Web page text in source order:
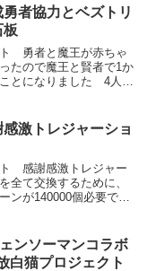
を自分なりに解説しま
大3人まで編成可能。火
ポートやスキル連携を
周回速度が大きく変わ
勇者協力とベズトリ
板
勇者と魔王が赤ちゃ
たので魔王と賢者で1か
とになりました 4人協
スクロルの暗闇付与は
り、これを活用するこ
スの反撃を最小限に抑
す。
感激トレジャーショ
感謝感激トレジャー
全て交換するために、
ンが140000個必要で
んで扉を開けましょ
ンソーマンコラボ
白猫プロジェクト